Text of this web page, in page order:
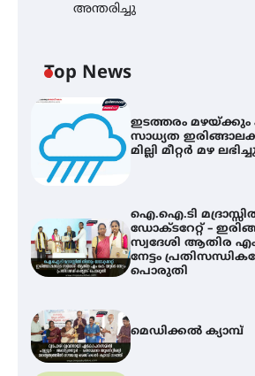
അന്തരിച്ചു
Top News
ഇടത്തരം മഴയ്ക്കും
സാധ്യത
മില്ലി മീറ്റർ മഴ
ഐ.ഐ.ടി
ഡോക്ടറേറ്റ് –
സ്വദേശി ആതിര
നേട്ടം
പൊരുതി
മെഡിക്കൽ ക്യാമ്പ്